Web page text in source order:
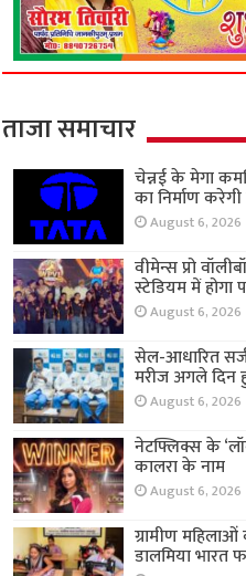
ताजा समाचार
चेन्नई के मेगा
का निर्माण करेगी
August 6, 2026
वीमेन्स प्रो
स्टेडियम में होगा
August 6, 2026
सेल-आधारित
मरीज अगले दिन
August 6, 2026
नेटफ्लिक्स के
कालरा के नाम
August 6, 2026
ग्रामीण
डालमिया